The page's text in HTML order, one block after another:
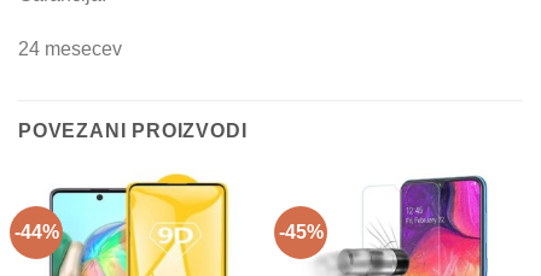
24 mesecev
POVEZANI PROIZVODI
-44% -45%